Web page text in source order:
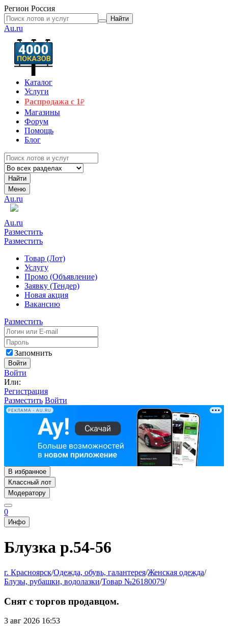
Регион Россия
Найти
Au.ru
Каталог
Услуги
Распродажа с 1₽
Магазины
Форум
Помощь
Блог
Найти
Меню
Au.ru
Au.ru
Разместить
Разместить
Товар (Лот)
Услугу
Промо (Объявление)
Заявку (Тендер)
Новая акция
Вакансию
Разместить
Запомнить
Войти
Войти
Или:
Регистрация
Разместить Войти
РЕКЛАМА • AU.RU
В избранное
Классный лот
Модератору
0
Инфо
Блузка р.54-56
г. Красноярск/Одежда, обувь, галантерея/Женская одежда/
Блузы, рубашки, водолазки/Товар №26180079/
Снят с торгов продавцом.
3 авг 2026 16:53